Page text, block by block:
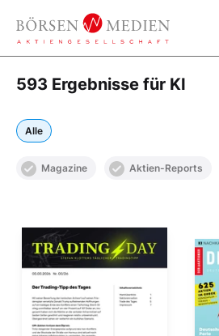
593 Ergebnisse für KI
Alle
Magazine Aktien-Reports